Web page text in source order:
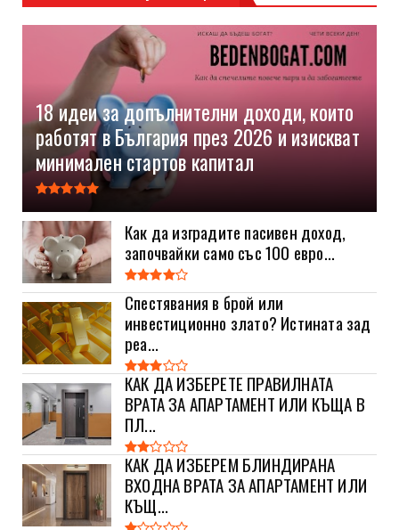
18 идеи за допълнителни доходи, които
работят в България през 2026 и изискват
минимален стартов капитал
Как да изградите пасивен доход,
започвайки само със 100 евро...
Спестявания в брой или
инвестиционно злато? Истината зад
реа...
КАК ДА ИЗБЕРЕТЕ ПРАВИЛНАТА
ВРАТА ЗА АПАРТАМЕНТ ИЛИ КЪЩА В
ПЛ...
КАК ДА ИЗБЕРЕМ БЛИНДИРАНА
ВХОДНА ВРАТА ЗА АПАРТАМЕНТ ИЛИ
КЪЩ...